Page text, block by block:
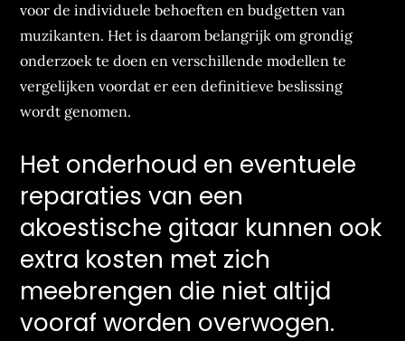
voor de individuele behoeften en budgetten van
muzikanten. Het is daarom belangrijk om grondig
onderzoek te doen en verschillende modellen te
vergelijken voordat er een definitieve beslissing
wordt genomen.
Het onderhoud en eventuele
reparaties van een
akoestische gitaar kunnen ook
extra kosten met zich
meebrengen die niet altijd
vooraf worden overwogen.